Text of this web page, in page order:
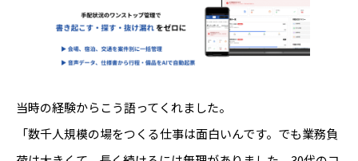
当時の経験からこう語ってくれました。
「数千人規模の場をつくる仕事は面白いんです。でも業務負